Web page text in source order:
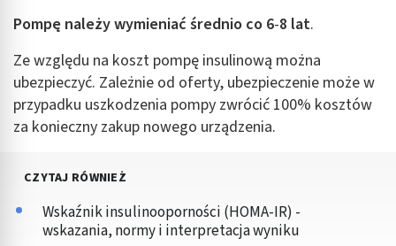
Pompę należy wymieniać średnio co 6-8 lat.
Ze względu na koszt pompę insulinową można
ubezpieczyć. Zależnie od oferty, ubezpieczenie może w
przypadku uszkodzenia pompy zwrócić 100% kosztów
za konieczny zakup nowego urządzenia.
CZYTAJ RÓWNIEŻ
Wskaźnik insulinooporności (HOMA-IR) -
wskazania, normy i interpretacja wyniku